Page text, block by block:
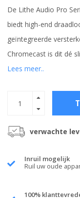
De Lithe Audio Pro
biedt high-end
geïntegreerde
Chromecast is dit dé
Lees meer..
verwachte
Inruil mogelijk
Ruil uw oude
100%